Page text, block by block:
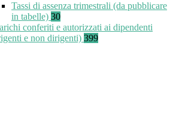
Tassi di assenza trimestrali (da pubblicare
in tabelle) 30
conferiti e autorizzati ai dipendenti
e non dirigenti) 399